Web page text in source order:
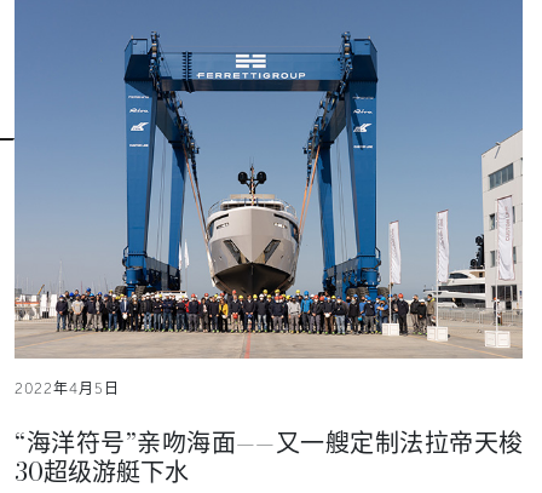
2022年4月5日
“海洋符号”亲吻海面——又一艘定制法拉帝天梭
30超级游艇下水